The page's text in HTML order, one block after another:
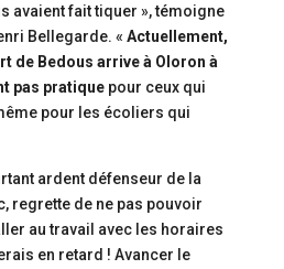
avaient fait tiquer », témoigne
Bellegarde. « Actuellement,
de Bedous arrive à Oloron à
pas pratiquepour ceux qui
pour les écoliers qui
ardent défenseur de la
regrette de ne pas pouvoir
au travail avec les horaires
en retard ! Avancer le